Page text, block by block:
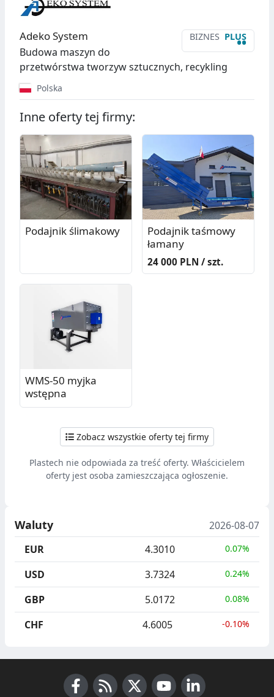
BIZNES PLUS
••
Adeko System
Budowa maszyn do
przetwórstwa tworzyw sztucznych, recykling
Polska
Inne oferty tej firmy:
Podajnik ślimakowy
Podajnik taśmowy
łamany
24 000 PLN / szt.
WMS-50 myjka
wstępna
Zobacz wszystkie oferty tej firmy
Plastech nie odpowiada za treść oferty. Właścicielem
oferty jest osoba zamieszczająca ogłoszenie.
Waluty
2026-08-07
EUR
4.3010 0.07%
USD 3.7324 0.24%
GBP 5.0172 0.08%
CHF 4.6005 -0.10%